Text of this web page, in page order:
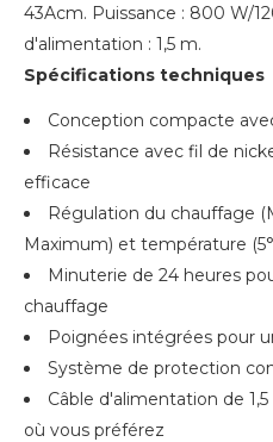
43Acm. Puissance : 800 W/
d'alimentation : 1,5 m.
Spécifications techniques
Conception compacte
Résistance avec fil de
efficace
Régulation du chauffage
Maximum) et température
Minuterie de 24 heures
chauffage
Poignées intégrées pour
Système de protection
Câble d'alimentation de
où vous préférez